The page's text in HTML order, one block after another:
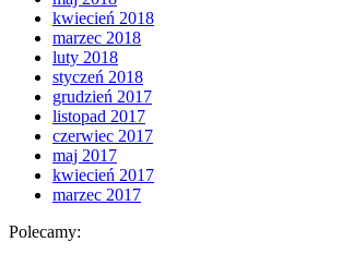
kwiecień 2018
marzec 2018
luty 2018
styczeń 2018
grudzień 2017
listopad 2017
czerwiec 2017
maj 2017
kwiecień 2017
marzec 2017
Polecamy: